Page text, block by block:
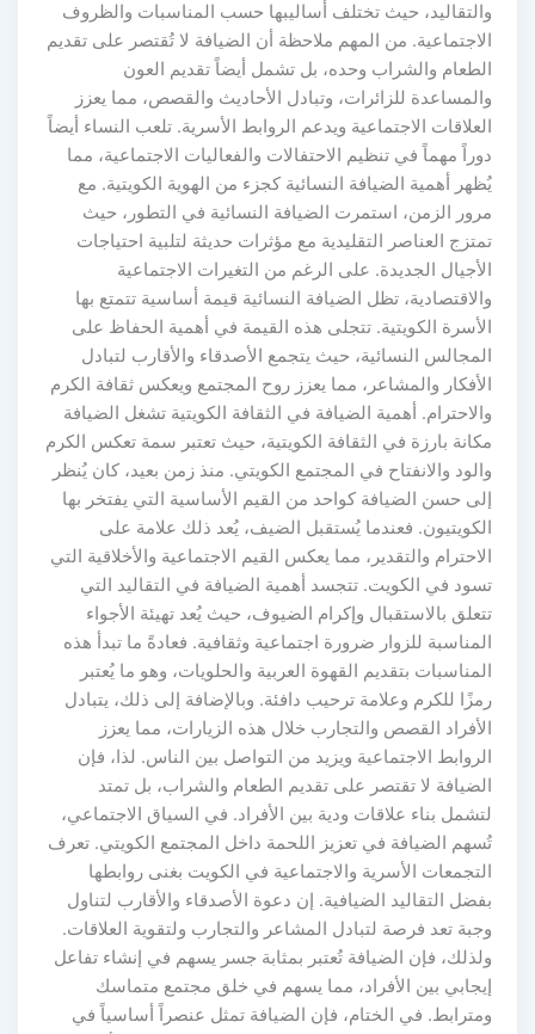
والتقاليد، حيث تختلف أساليبها حسب المناسبات والظروف
الاجتماعية. من المهم ملاحظة أن الضيافة لا تُقتصر على تقديم
الطعام والشراب وحده، بل تشمل أيضاً تقديم العون
والمساعدة للزائرات، وتبادل الأحاديث والقصص، مما يعزز
العلاقات الاجتماعية ويدعم الروابط الأسرية. تلعب النساء أيضاً
دوراً مهماً في تنظيم الاحتفالات والفعاليات الاجتماعية، مما
يُظهر أهمية الضيافة النسائية كجزء من الهوية الكويتية. مع
مرور الزمن، استمرت الضيافة النسائية في التطور، حيث
تمتزج العناصر التقليدية مع مؤثرات حديثة لتلبية احتياجات
الأجيال الجديدة. على الرغم من التغيرات الاجتماعية
والاقتصادية، تظل الضيافة النسائية قيمة أساسية تتمتع بها
الأسرة الكويتية. تتجلى هذه القيمة في أهمية الحفاظ على
المجالس النسائية، حيث يتجمع الأصدقاء والأقارب لتبادل
الأفكار والمشاعر، مما يعزز روح المجتمع ويعكس ثقافة الكرم
والاحترام. أهمية الضيافة في الثقافة الكويتية تشغل الضيافة
مكانة بارزة في الثقافة الكويتية، حيث تعتبر سمة تعكس الكرم
والود والانفتاح في المجتمع الكويتي. منذ زمن بعيد، كان يُنظر
إلى حسن الضيافة كواحد من القيم الأساسية التي يفتخر بها
الكويتيون. فعندما يُستقبل الضيف، يُعد ذلك علامة على
الاحترام والتقدير، مما يعكس القيم الاجتماعية والأخلاقية التي
تسود في الكويت. تتجسد أهمية الضيافة في التقاليد التي
تتعلق بالاستقبال وإكرام الضيوف، حيث يُعد تهيئة الأجواء
المناسبة للزوار ضرورة اجتماعية وثقافية. فعادةً ما تبدأ هذه
المناسبات بتقديم القهوة العربية والحلويات، وهو ما يُعتبر
رمزًا للكرم وعلامة ترحيب دافئة. وبالإضافة إلى ذلك، يتبادل
الأفراد القصص والتجارب خلال هذه الزيارات، مما يعزز
الروابط الاجتماعية ويزيد من التواصل بين الناس. لذا، فإن
الضيافة لا تقتصر على تقديم الطعام والشراب، بل تمتد
لتشمل بناء علاقات ودية بين الأفراد. في السياق الاجتماعي،
تُسهم الضيافة في تعزيز اللحمة داخل المجتمع الكويتي. تعرف
التجمعات الأسرية والاجتماعية في الكويت بغنى روابطها
بفضل التقاليد الضيافية. إن دعوة الأصدقاء والأقارب لتناول
وجبة تعد فرصة لتبادل المشاعر والتجارب ولتقوية العلاقات.
ولذلك، فإن الضيافة تُعتبر بمثابة جسر يسهم في إنشاء تفاعل
إيجابي بين الأفراد، مما يسهم في خلق مجتمع متماسك
ومترابط. في الختام، فإن الضيافة تمثل عنصراً أساسياً في